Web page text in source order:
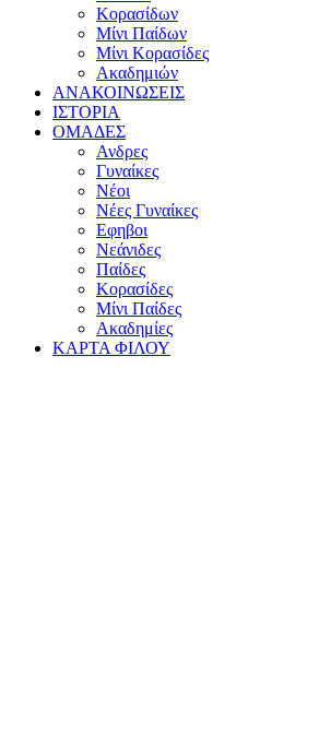
Κορασίδων
Μίνι Παίδων
Μίνι Κορασίδες
Ακαδημιών
ΑΝΑΚΟΙΝΩΣΕΙΣ
ΙΣΤΟΡΙΑ
ΟΜΑΔΕΣ
Ανδρες
Γυναίκες
Νέοι
Νέες Γυναίκες
Εφηβοι
Νεάνιδες
Παίδες
Κορασίδες
Μίνι Παίδες
Ακαδημίες
ΚΑΡΤΑ ΦΙΛΟΥ